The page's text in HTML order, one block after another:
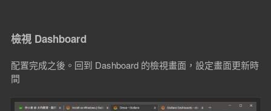
檢視 Dashboard
配置完成之後。回到 Dashboard 的檢視畫面，設定畫面更新時
間